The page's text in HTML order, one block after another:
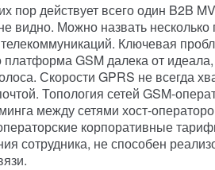
пор действует всего один B2B
видно. Можно назвать
телекоммуникаций. Ключевая
GSM далека от
Скорости GPRS не всегда
Топология сетей GSM-
между сетями хост-
корпоративные
сотрудника, не способен